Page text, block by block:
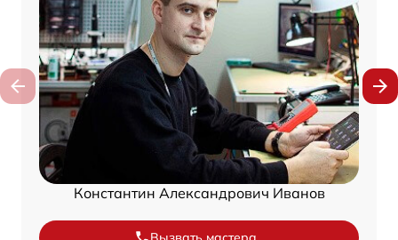
Константин Александрович Иванов